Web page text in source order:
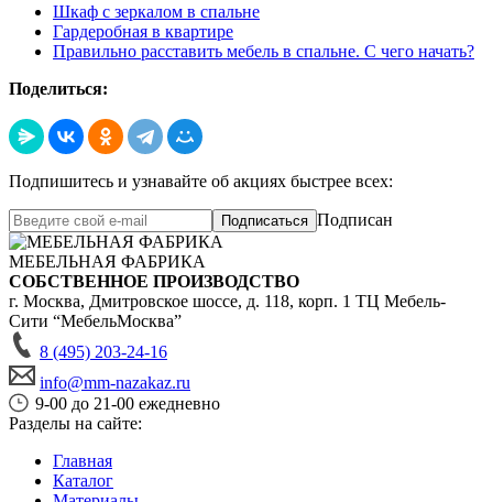
Шкаф с зеркалом в спальне
Гардеробная в квартире
Правильно расставить мебель в спальне. С чего начать?
Поделиться:
Подпишитесь и узнавайте об акциях быстрее всех:
Подписаться Подписан
МЕБЕЛЬНАЯ ФАБРИКА
СОБСТВЕННОЕ ПРОИЗВОДСТВО
г. Москва, Дмитровское шоссе, д. 118, корп. 1 ТЦ Мебель-
Сити “МебельМосква”
8 (495) 203-24-16
info@mm-nazakaz.ru
9-00 до 21-00 ежедневно
Разделы на сайте:
Главная
Каталог